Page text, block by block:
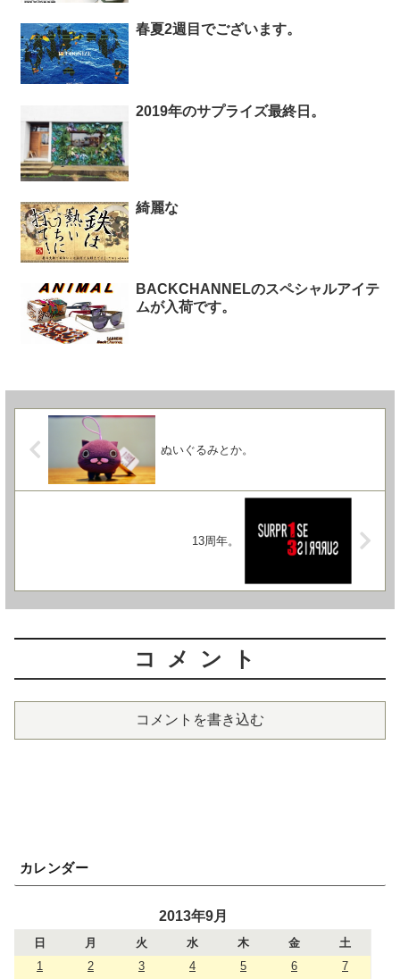
春夏2週目でございます。
2019年のサプライズ最終日。
綺麗な
BACKCHANNELのスペシャルアイテ
ムが入荷です。
ぬいぐるみとか。
13周年。
コメント
コメントを書き込む
カレンダー
2013年9月
日 月 火 水 木 金
土
1
2 3 4 5 6
7